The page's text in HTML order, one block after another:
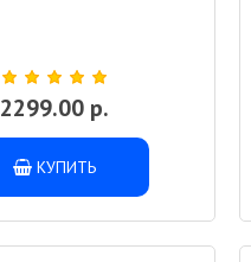
2299.00 р.
КУПИТЬ